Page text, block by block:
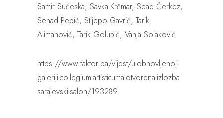
Samir Sućeska, Savka Krčmar, Sead Čerkez,
Senad Pepić, Stijepo Gavrić, Tarik
Alimanović, Tarik Golubić, Vanja Solaković.
https://www.faktor.ba/vijest/u-obnovljenoj-
galeriji-collegium-artisticuma-otvorena-izlozba-
sarajevski-salon/193289